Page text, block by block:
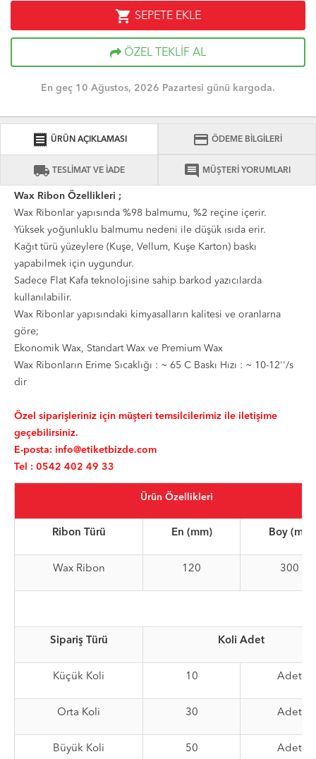
shopping_cart SEPETE EKLE
ÖZEL TEKLİF AL
En geç 10 Ağustos, 2026 Pazartesi günü kargoda.
receipt ÜRÜN AÇIKLAMASI credit_card ÖDEME BİLGİLERİ
local_shipping TESLİMAT VE İADE comment MÜŞTERİ YORUMLARI
Wax Ribon Özellikleri ;
Wax Ribonlar yapısında %98 balmumu, %2 reçine içerir.
Yüksek yoğunluklu balmumu nedeni ile düşük ısıda erir.
Kağıt türü yüzeylere (Kuşe, Vellum, Kuşe Karton) baskı
yapabilmek için uygundur.
Sadece Flat Kafa teknolojisine sahip barkod yazıcılarda
kullanılabilir.
Wax Ribonlar yapısındaki kimyasalların kalitesi ve oranlarna
göre;
Ekonomik Wax, Standart Wax ve Premium Wax
Wax Ribonların Erime Sıcaklığı : ~ 65 C Baskı Hızı : ~ 10-12''/s
dir
Özel siparişleriniz için müşteri temsilcilerimiz ile iletişime
geçebilirsiniz.
E-posta: info@etiketbizde.com
Tel : 0542 402 49 33
Ürün Özellikleri
Ribon Türü En (mm) Boy (mt)
Wax Ribon 120 300
Sipariş Türü Koli Adet
Küçük Koli 10 Adet
Orta Koli 30 Adet
Büyük Koli 50 Adet